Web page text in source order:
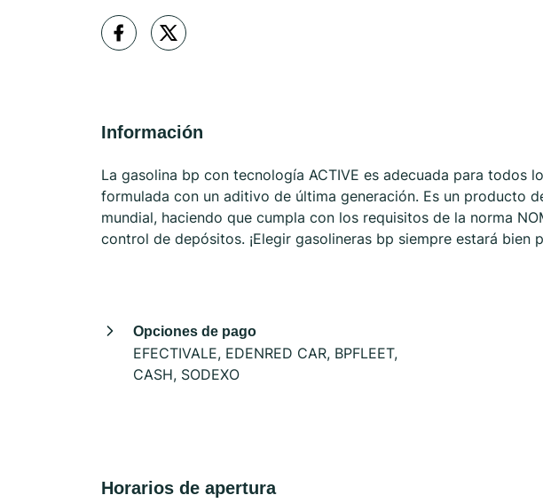
Información
La gasolina bp con tecnología ACTIVE es adecuada para todos
formulada con un aditivo de última generación. Es un producto
mundial, haciendo que cumpla con los requisitos de la norma
control de depósitos. ¡Elegir gasolineras bp siempre estará bien
Opciones de pago
EFECTIVALE, EDENRED CAR, BPFLEET,
CASH, SODEXO
Horarios de apertura